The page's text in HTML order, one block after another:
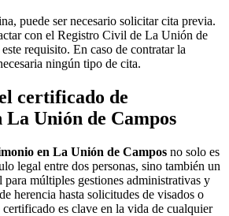
puede ser necesario solicitar cita previa.
con el Registro Civil de La Unión de
requisito. En caso de contratar la
ningún tipo de cita.
certificado de
La Unión de Campos
en La Unión de Campos no solo es
legal entre dos personas, sino también un
múltiples gestiones administrativas y
herencia hasta solicitudes de visados o
certificado es clave en la vida de cualquier